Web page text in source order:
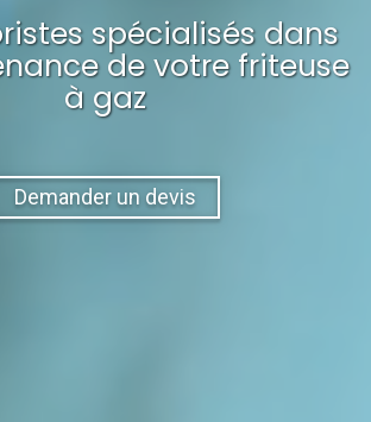
spécialisés dans
de votre friteuse
à gaz
Demander un devis